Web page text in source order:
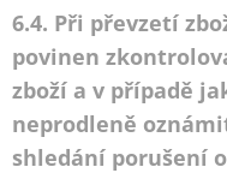
6.4. Při převzetí
povinen
zboží a v případě
neprodleně
shledání porušení